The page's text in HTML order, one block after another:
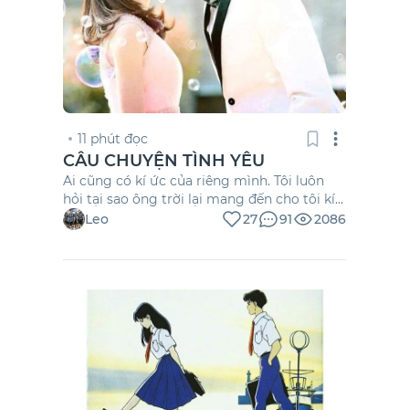
11 phút đọc
CÂU CHUYỆN TÌNH YÊU
Ai cũng có kí ức của riêng mình. Tôi luôn
hỏi tại sao ông trời lại mang đến cho tôi kí
ức buồn đến vậy. Tôi từng muốn vứt bỏ kí
hạnh phúc, cũng như không có tình yêu nào
là vĩnh hằng cả chỉ có nhưng khoảnh khắc
là mãi mãi, đủ dũng cảm và bình thản khi
nhớ về tình cũ- người cũ. Đến đây, tôi lại
cảm ơn ông trời đã cho tôi những kí ức đẹp
sẽ mang theo bên mình vì nó là duy nhất, vì
nó đáng giá.
Leo 27 91 2086